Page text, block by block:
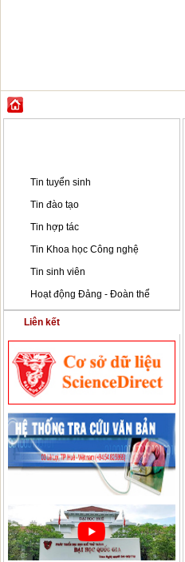
Tin tuyển sinh
Tin đào tạo
Tin hợp tác
Tin Khoa học Công nghệ
Tin sinh viên
Hoạt động Đảng - Đoàn thể
Liên kết